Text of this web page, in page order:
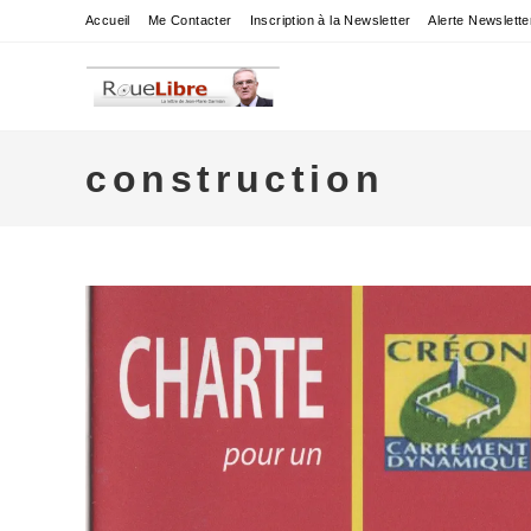
Accueil Me Contacter Inscription à la Newsletter Alerte
construction